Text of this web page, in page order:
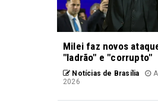
Milei faz novos
"ladrão" e "corrupto"
Notícias de Brasília
2026